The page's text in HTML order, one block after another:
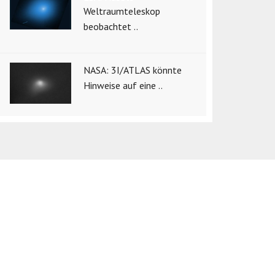
Weltraumteleskop
beobachtet ..
NASA: 3I/ATLAS könnte
Hinweise auf eine ..